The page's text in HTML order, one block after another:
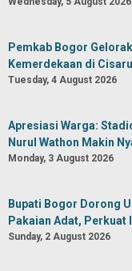
Pemkab Bogor
Kemerdekaan di
Tuesday, 4 August 2026
Apresiasi Warga:
Nurul Wathon Makin
Monday, 3 August 2026
Bupati Bogor Dorong
Pakaian Adat, Perkuat
Sunday, 2 August 2026